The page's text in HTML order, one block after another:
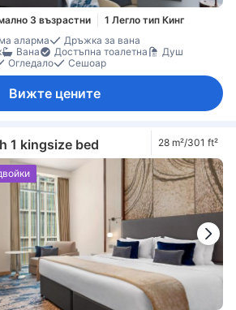
3 възрастни
1 Легло тип Кинг
аларма
Дръжка за вана
Вана Достъпна тоалетна
Душ
Огледало Сешоар
Вижте цените
1 kingsize bed 28 m²/301 ft²